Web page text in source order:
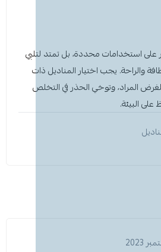
على استخدامات محددة، بل تمتد لتلبي
والراحة. يجب اختيار المناديل ذات
المراد، وتوخي الحذر في التخلص
البيئة.